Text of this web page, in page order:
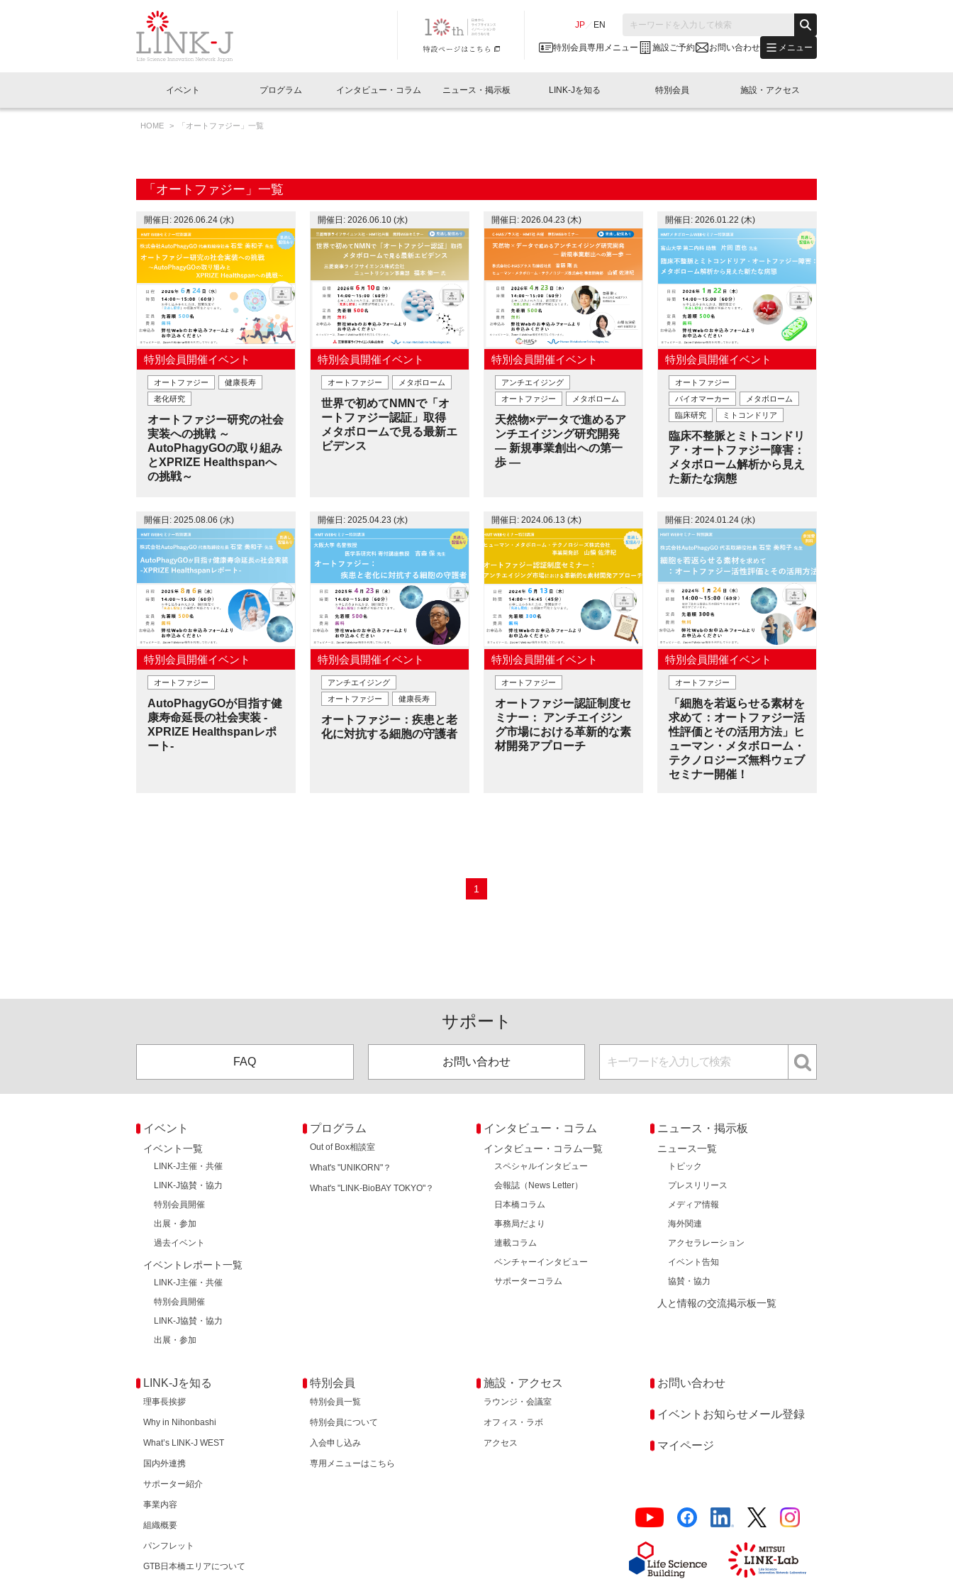
JP EN
特別会員専用メニュー 施設ご予約 お問い合わせ メニュー
イベントお知らせメール登録
イベント
過去イベント マイページ
プログラム インタビュー・コラム
事務局だより
ニュース・掲示板
アクセラレーション イベント告知
協賛・協力
LINK-Jを知る
国内外連携 サポーター紹介 事業内容
特別会員
専用メニューはこちら
施設・アクセス
アクセス
HOME 「オートファジー」一覧
「オートファジー」一覧
開催日: 2026.06.24 (水)
特別会員開催イベント
オートファジー
健康長寿
老化研究
オートファジー研究の社会
実装への挑戦 ～
AutoPhagyGOの取り組み
とXPRIZE Healthspanへ
の挑戦～
開催日: 2026.06.10 (水)
特別会員開催イベント
オートファジー メタボローム
世界で初めてNMNで「オ
ートファジー認証」取得
メタボロームで見る最新エ
ビデンス
開催日: 2026.04.23 (木)
特別会員開催イベント
アンチエイジング
オートファジー
メタボローム
天然物×データで進めるア
ンチエイジング研究開発
― 新規事業創出への第一
歩 ―
開催日: 2026.01.22 (木)
特別会員開催イベント
オートファジー
バイオマーカー
メタボローム
臨床研究
ミトコンドリア
臨床不整脈とミトコンドリ
ア・オートファジー障害：
メタボローム解析から見え
た新たな病態
開催日: 2025.08.06 (水)
特別会員開催イベント
オートファジー
AutoPhagyGOが目指す健
康寿命延長の社会実装 -
XPRIZE Healthspanレポ
ート-
開催日: 2025.04.23 (水)
特別会員開催イベント
アンチエイジング
オートファジー
健康長寿
オートファジー：疾患と老
化に対抗する細胞の守護者
開催日: 2024.06.13 (木)
特別会員開催イベント
オートファジー
オートファジー認証制度セ
ミナー： アンチエイジン
グ市場における革新的な素
材開発アプローチ
開催日: 2024.01.24 (水)
特別会員開催イベント
オートファジー
「細胞を若返らせる素材を
求めて：オートファジー活
性評価とその活用方法」ヒ
ューマン・メタボローム・
テクノロジーズ無料ウェブ
セミナー開催！
1
サポート
FAQ お問い合わせ
イベント
イベント一覧
LINK-J主催・共催
LINK-J協賛・協力
特別会員開催
出展・参加
過去イベント
イベントレポート一覧
LINK-J主催・共催
特別会員開催
LINK-J協賛・協力
出展・参加
プログラム
Out of Box相談室
What's "UNIKORN"？
What's "LINK-BioBAY TOKYO"？
インタビュー・コラム
インタビュー・コラム一覧
スペシャルインタビュー
会報誌（News Letter）
日本橋コラム
事務局だより
連載コラム
ベンチャーインタビュー
サポーターコラム
ニュース・掲示板
ニュース一覧
トピック
プレスリリース
メディア情報
海外関連
アクセラレーション
イベント告知
協賛・協力
人と情報の交流掲示板一覧
LINK-Jを知る
理事長挨拶
Why in Nihonbashi
What’s LINK-J WEST
国内外連携
サポーター紹介
事業内容
組織概要
パンフレット
GTB日本橋エリアについて
特別会員
特別会員一覧
特別会員について
入会申し込み
専用メニューはこちら
施設・アクセス
ラウンジ・会議室
オフィス・ラボ
アクセス
お問い合わせ
イベントお知らせメール登録
マイページ